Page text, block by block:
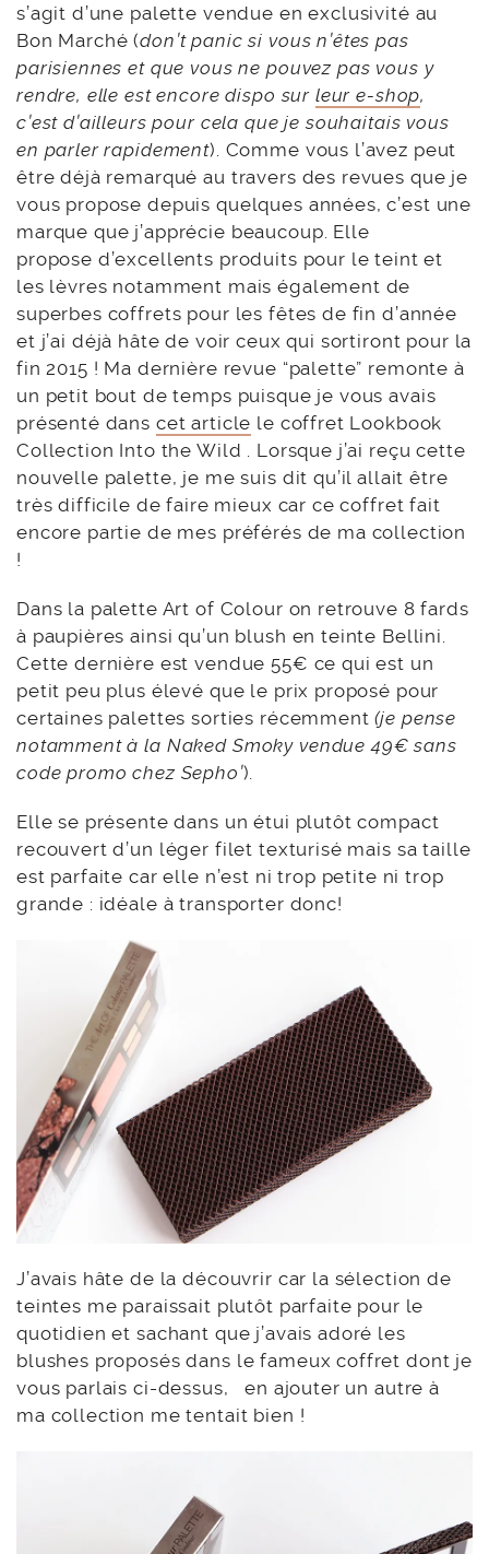
s’agit d’une palette vendue en exclusivité au
Bon Marché (don’t panic si vous n’êtes pas
parisiennes et que vous ne pouvez pas vous y
rendre, elle est encore dispo sur leur e-shop,
c’est d’ailleurs pour cela que je souhaitais vous
en parler rapidement). Comme vous l’avez peut
être déjà remarqué au travers des revues que je
vous propose depuis quelques années, c’est une
marque que j’apprécie beaucoup. Elle
propose d’excellents produits pour le teint et
les lèvres notamment mais également de
superbes coffrets pour les fêtes de fin d’année
et j’ai déjà hâte de voir ceux qui sortiront pour la
fin 2015 ! Ma dernière revue “palette” remonte à
un petit bout de temps puisque je vous avais
présenté dans cet article le coffret Lookbook
Collection Into the Wild . Lorsque j’ai reçu cette
nouvelle palette, je me suis dit qu’il allait être
très difficile de faire mieux car ce coffret fait
encore partie de mes préférés de ma collection
!
Dans la palette Art of Colour on retrouve 8 fards
à paupières ainsi qu’un blush en teinte Bellini.
Cette dernière est vendue 55€ ce qui est un
petit peu plus élevé que le prix proposé pour
certaines palettes sorties récemment(je pense
notamment à la Naked Smoky vendue 49€ sans
code promo chez Sepho’)
Elle se présente dans un étui plutôt compact
recouvert d’un léger filet texturisé mais sa taille
est parfaite car elle n’est ni trop petite ni trop
grande : idéale à transporter donc!
J’avais hâte de la découvrir car la sélection de
teintes me paraissait plutôt parfaite pour le
quotidien et sachant que j’avais adoré les
blushes proposés dans le fameux coffret dont je
vous parlais ci-dessus, en ajouter un autre à
ma collection me tentait bien !